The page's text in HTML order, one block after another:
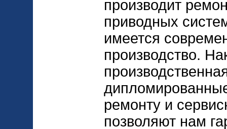
производит
приводных
имеется
производство.
ремонту и
позволяют нам